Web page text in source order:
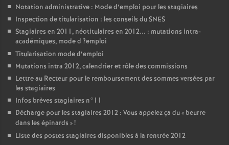
Notation administrative : Mode d’emploi pour les stagiaires
Inspection de titularisation : les conseils duSNES
Stagiaires en 2011, néotitulaires en 2012... : mutations intra-
académiques, mode d ?emploi
Titularisation mode d’emploi
Mutations intra 2012, calendrier et rôle des commissions
Lettre au Recteur pour le remboursement des sommes versées par
les stagiaires
Infos brèves stagiaires n°11
Décharge pour les stagiaires 2012 : Vous appelez ça du « beurre
dans les épinards »!
Liste des postes stagiaires disponibles à la rentrée 2012